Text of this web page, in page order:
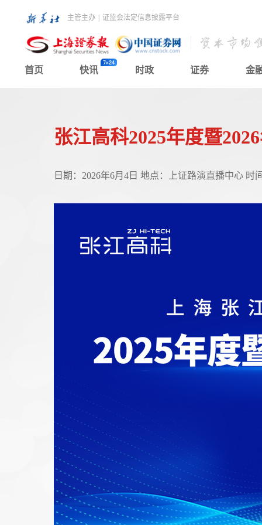
主管主办 证监会法定信息披露平台
首页 快讯 时政 证券 金
张江高科2025年度暨
日期：2026年6月4日 地点：上证路演直播中心 时